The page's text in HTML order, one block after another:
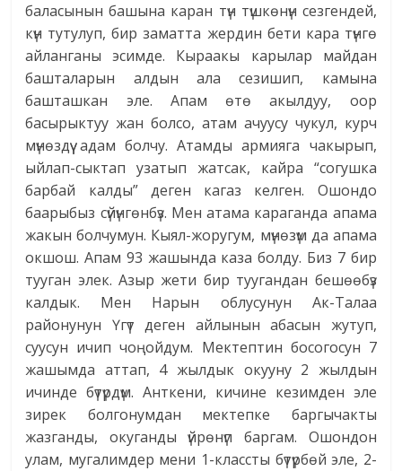
баласынын башына каран түн түшкөнүн сезгендей,
күн тутулуп, бир заматта жердин бети кара түнгө
айланганы эсимде. Кыраакы карылар майдан
башталарын алдын ала сезишип, камына
башташкан эле. Апам өтө акылдуу, оор
басырыктуу жан болсо, атам ачуусу чукул, курч
мүнөздүү адам болчу. Атамды армияга чакырып,
ыйлап-сыктап узатып жатсак, кайра “согушка
барбай калды” деген кагаз келген. Ошондо
баарыбыз сүйүнгөнбүз. Мен атама караганда апама
жакын болчумун. Кыял-жоругум, мүнөзүм да апама
окшош. Апам 93 жашында каза болду. Биз 7 бир
тууган элек. Азыр жети бир туугандан бешөөбүз
калдык. Мен Нарын облусунун Ак-Талаа
районунун Үгүт деген айлынын абасын жутуп,
суусун ичип чоңойдум. Мектептин босогосун 7
жашымда аттап, 4 жылдык окууну 2 жылдын
ичинде бүтүрдүм. Анткени, кичине кезимден эле
зирек болгонумдан мектепке баргычакты
жазганды, окуганды үйрөнүп баргам. Ошондон
улам, мугалимдер мени 1-классты бүтүрбөй эле, 2-